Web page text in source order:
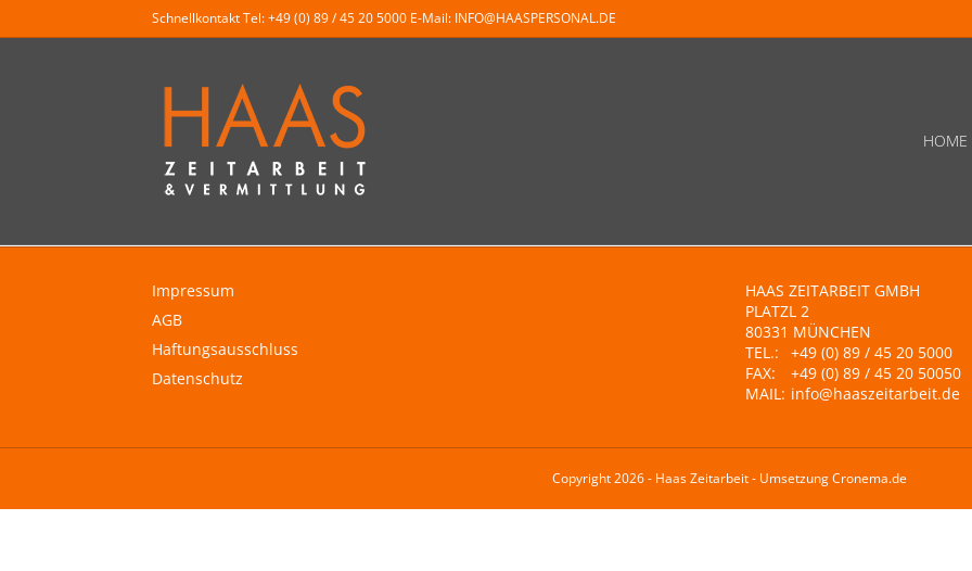
Schnellkontakt Tel:+49 (0) 89 / 45 20 5000 E-Mail: INFO@HAASPERSONAL.DE
HOME
Impressum
AGB
Haftungsausschluss
Datenschutz
HAAS ZEITARBEIT GMBH
PLATZL 2
80331 MÜNCHEN
TEL.:
+49 (0) 89 / 45 20 5000
FAX:
+49 (0) 89 / 45 20 50050
MAIL: info@haaszeitarbeit.de
Copyright 2026 - Haas Zeitarbeit - Umsetzung Cronema.de